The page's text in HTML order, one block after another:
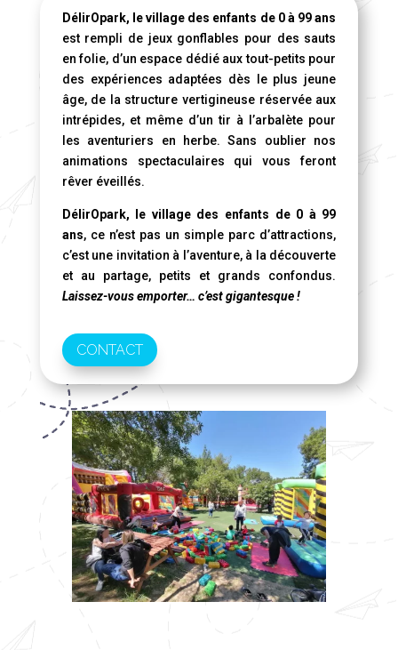
DélirOpark, le village des enfants de 0 à 99 ans
est rempli de jeux gonflables pour des sauts
en folie, d’un espace dédié aux tout-petits pour
des expériences adaptées dès le plus jeune
âge, de la structure vertigineuse réservée aux
intrépides, et même d’un tir à l’arbalète pour
les aventuriers en herbe. Sans oublier nos
animations spectaculaires qui vous feront
rêver éveillés.
DélirOpark, le village des enfants de 0 à 99
ans, ce n’est pas un simple parc d’attractions,
c’est une invitation à l’aventure, à la découverte
et au partage, petits et grands confondus.
Laissez-vous emporter… c’est gigantesque !
CONTACT